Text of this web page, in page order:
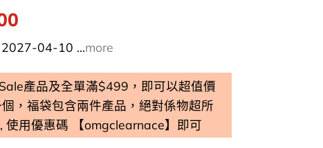
Current
is:
$118.00.
04-10 ...more
產品及全單滿$499，即可以超值價
，福袋包含兩件產品，絕對係物超所
, 使用優惠碼 【omgclearnace】即可